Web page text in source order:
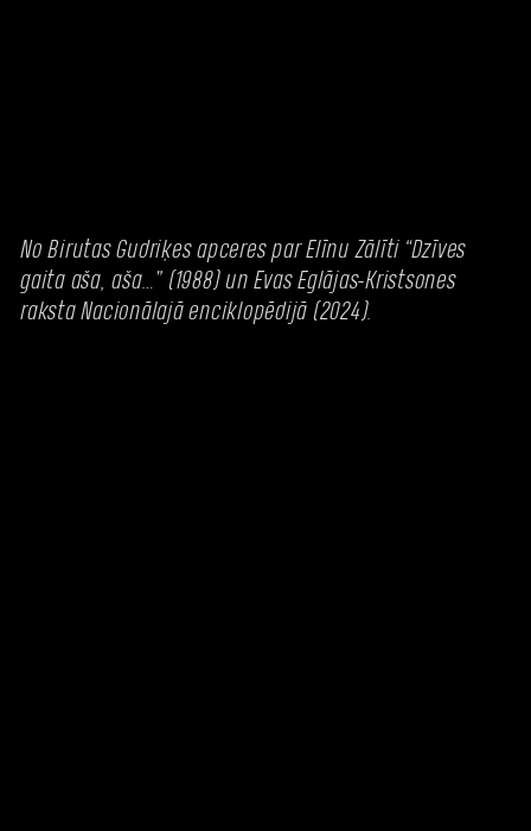
No Birutas Gudriķes apceres par Elīnu Zālīti “Dzīves
gaita aša, aša…” (1988) un Evas Eglājas-Kristsones
raksta Nacionālajā enciklopēdijā (2024).